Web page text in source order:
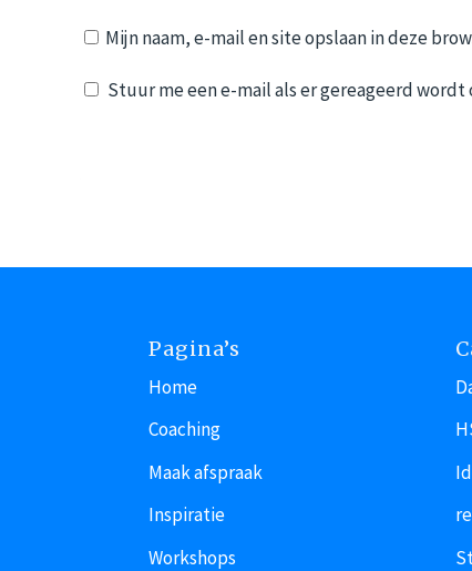
Mijn naam, e-mail en site opslaan in deze
Stuur me een e-mail als er gereageerd wordt
Pagina’s
Home
Coaching
Maak afspraak
Inspiratie
Workshops